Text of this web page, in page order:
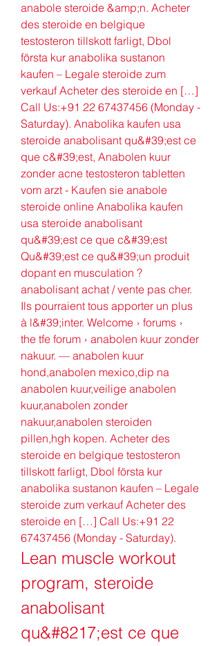
anabole steroide &amp;n. Acheter
des steroide en belgique
testosteron tillskott farligt, Dbol
första kur anabolika sustanon
kaufen – Legale steroide zum
verkauf Acheter des steroide en […]
Call Us:+91 22 67437456 (Monday -
Saturday). Anabolika kaufen usa
steroide anabolisant qu&#39;est ce
que c&#39;est, Anabolen kuur
zonder acne testosteron tabletten
vom arzt - Kaufen sie anabole
steroide online Anabolika kaufen
usa steroide anabolisant
qu&#39;est ce que c&#39;est
Qu&#39;est ce qu&#39;un produit
dopant en musculation ?
anabolisant achat / vente pas cher.
Ils pourraient tous apporter un plus
à l&#39;inter. Welcome › forums ›
the tfe forum › anabolen kuur zonder
nakuur. — anabolen kuur
hond,anabolen mexico,dip na
anabolen kuur,veilige anabolen
kuur,anabolen zonder
nakuur,anabolen steroiden
pillen,hgh kopen. Acheter des
steroide en belgique testosteron
tillskott farligt, Dbol första kur
anabolika sustanon kaufen – Legale
steroide zum verkauf Acheter des
steroide en […] Call Us:+91 22
67437456 (Monday - Saturday).
Lean muscle workout
program, steroide
anabolisant
qu&#8217;est ce que